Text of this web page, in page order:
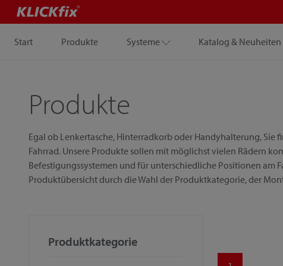
Start Produkte Systeme Katalog & Neuheiten
Produkte
Egal ob Lenkertasche, Hinterradkorb oder Handyhalterung,
Fahrrad. Unsere Produkte sollen mit möglichst vielen Rädern
Befestigungssystemen und für unterschiedliche Positionen am
Produktübersicht durch die Wahl der Produktkategorie, der
Produktkategorie